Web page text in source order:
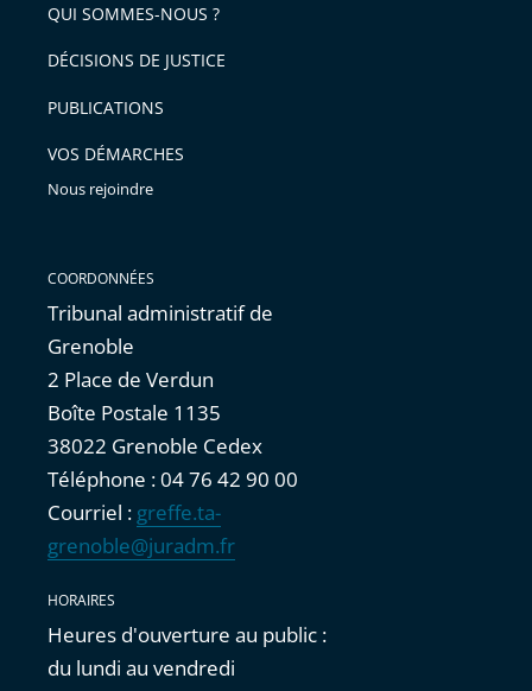
QUI SOMMES-NOUS ?
DÉCISIONS DE JUSTICE
PUBLICATIONS
VOS DÉMARCHES
Nous rejoindre
COORDONNÉES
Tribunal administratif de
Grenoble
2 Place de Verdun
Boîte Postale 1135
38022 Grenoble Cedex
Téléphone : 04 76 42 90 00
Courriel : greffe.ta-
grenoble@juradm.fr
HORAIRES
Heures d'ouverture au public :
du lundi au vendredi